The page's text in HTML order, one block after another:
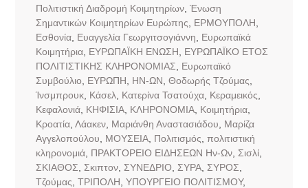
Πολιτιστική Διαδρομή Κοιμητηρίων, Ένωση
Σημαντικών Κοιμητηρίων Ευρώπης
ΕΡΜΟΥΠΟΛΗ
Εσθονία, Ευαγγελία Γεωργιτσογιάννη
Ευρωπαϊκά
Κοιμητήρια, ΕΥΡΩΠΑΪΚΗ ΕΝΩΣΗ
ΕΥΡΩΠΑΪΚΟ ΕΤΟΣ
ΠΟΛΙΤΙΣΤΙΚΗΣ ΚΛΗΡΟΝΟΜΙΑΣ
Ευρωπαϊκό
Συμβούλιο
ΕΥΡΩΠΗ ΗΝ-ΩΝ Θοδωρής Τζούμας
Ίνσμπρουκ, Κάσελ, Κατερίνα Τσατούχα, Κεραμεικός
Κεφαλονιά, ΚΗΦΙΣΙΑ, ΚΛΗΡΟΝΟΜΙΑ, Κοιμητήρια,
Κροατία, Λάακεν, Μαριάνθη Αναστασιάδου
Μαρίζα
Αγγελοπούλου
ΜΟΥΣΕΙΑ, Πολιτισμός πολιτιστική
κληρονομιά, ΠΡΑΚΤΟΡΕΙΟ ΕΙΔΗΣΕΩΝ Ην-Ων, Σισλί,
ΣΚΙΑΘΟΣ
Σκιπτον, ΣΥΝΕΔΡΙΟ ΣΥΡΑ, ΣΥΡΟΣ
Τζούμας ΤΡΙΠΟΛΗ ΥΠΟΥΡΓΕΙΟ ΠΟΛΙΤΙΣΜΟΥ,